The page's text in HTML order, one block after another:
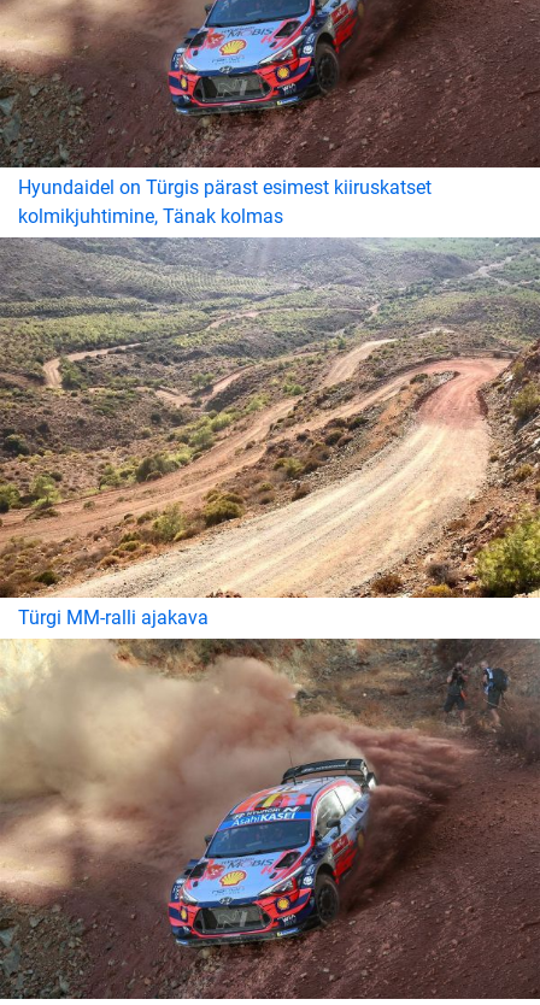
Hyundaidel on Türgis pärast esimest kiiruskatset
kolmikjuhtimine, Tänak kolmas
Türgi MM-ralli ajakava